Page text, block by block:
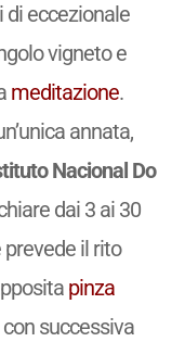
eccezionale
vigneto e
meditazione.
annata,
Nacional Do
dai 3 ai 30
prevede il rito
pinza
successiva